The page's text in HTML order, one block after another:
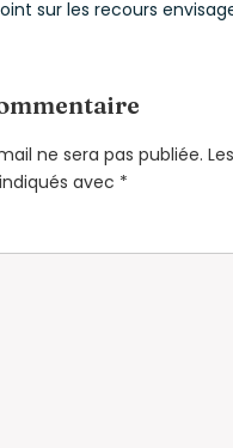
sur les recours
ne sera pas publiée.
avec *